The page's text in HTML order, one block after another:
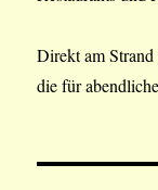
Direkt am
die für